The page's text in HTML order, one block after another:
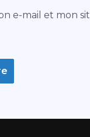
e-mail et mon